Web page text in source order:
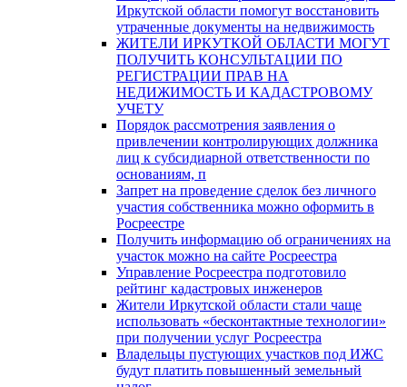
Иркутской области помогут восстановить
утраченные документы на недвижимость
ЖИТЕЛИ ИРКУТКОЙ ОБЛАСТИ МОГУТ
ПОЛУЧИТЬ КОНСУЛЬТАЦИИ ПО
РЕГИСТРАЦИИ ПРАВ НА
НЕДИЖИМОСТЬ И КАДАСТРОВОМУ
УЧЕТУ
Порядок рассмотрения заявления о
привлечении контролирующих должника
лиц к субсидиарной ответственности по
основаниям, п
Запрет на проведение сделок без личного
участия собственника можно оформить в
Росреестре
Получить информацию об ограничениях на
участок можно на сайте Росреестра
Управление Росреестра подготовило
рейтинг кадастровых инженеров
Жители Иркутской области стали чаще
использовать «бесконтактные технологии»
при получении услуг Росреестра
Владельцы пустующих участков под ИЖС
будут платить повышенный земельный